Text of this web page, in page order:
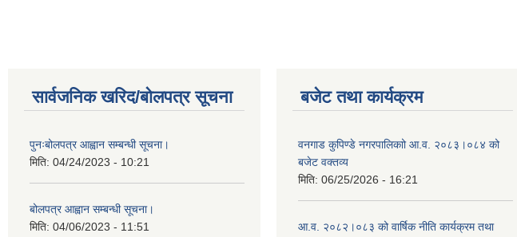
सार्वजनिक खरिद/बोलपत्र सूचना
पुनःबोलपत्र आह्वान सम्बन्धी सूचना।
मिति: 04/24/2023 - 10:21
बोलपत्र आह्वान सम्बन्धी सूचना।
मिति: 04/06/2023 - 11:51
बजेट तथा कार्यक्रम
वनगाड कुपिण्डे नगरपालिकाो आ.व. २०८३।०८४ को
बजेट वक्तव्य
मिति: 06/25/2026 - 16:21
आ.व. २०८२।०८३ को वार्षिक नीति कार्यक्रम तथा